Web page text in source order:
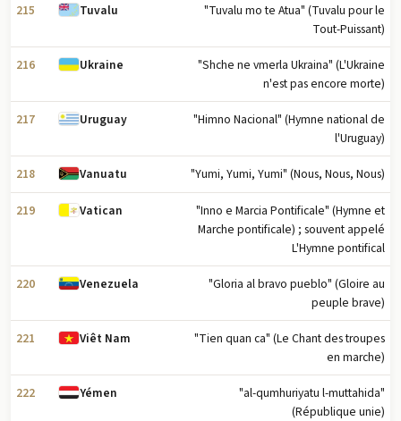
215 Tuvalu
"Tuvalu mo te Atua" (Tuvalu pour le
Tout-Puissant)
216 Ukraine
"Shche ne vmerla Ukraina" (L'Ukraine
n'est pas encore morte)
217 Uruguay
"Himno Nacional" (Hymne national de
l'Uruguay)
218 Vanuatu "Yumi, Yumi, Yumi" (Nous, Nous, Nous)
219 Vatican
"Inno e Marcia Pontificale" (Hymne et
Marche pontificale) ; souvent appelé
L'Hymne pontifical
220 Venezuela
"Gloria al bravo pueblo" (Gloire au
peuple brave)
221 Viêt Nam
"Tien quan ca" (Le Chant des troupes
en marche)
222 Yémen
"al-qumhuriyatu l-muttahida"
(République unie)